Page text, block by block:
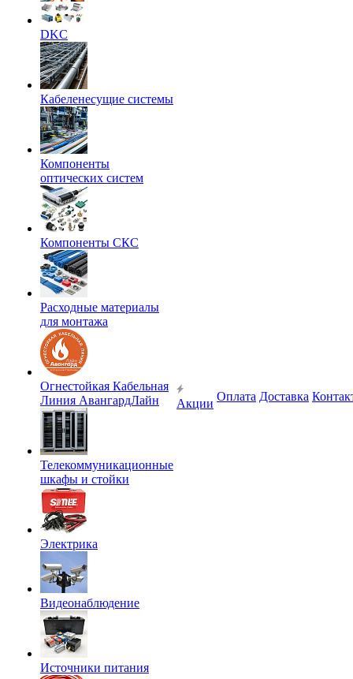
DKC
Кабеленесущие системы
Компоненты
оптических систем
Компоненты СКС
Расходные материалы
для монтажа
Огнестойкая Кабельная
Линия АвангардЛайн
Телекоммуникационные
шкафы и стойки
Электрика
Видеонаблюдение
Источники питания
Акции
Оплата Доставка